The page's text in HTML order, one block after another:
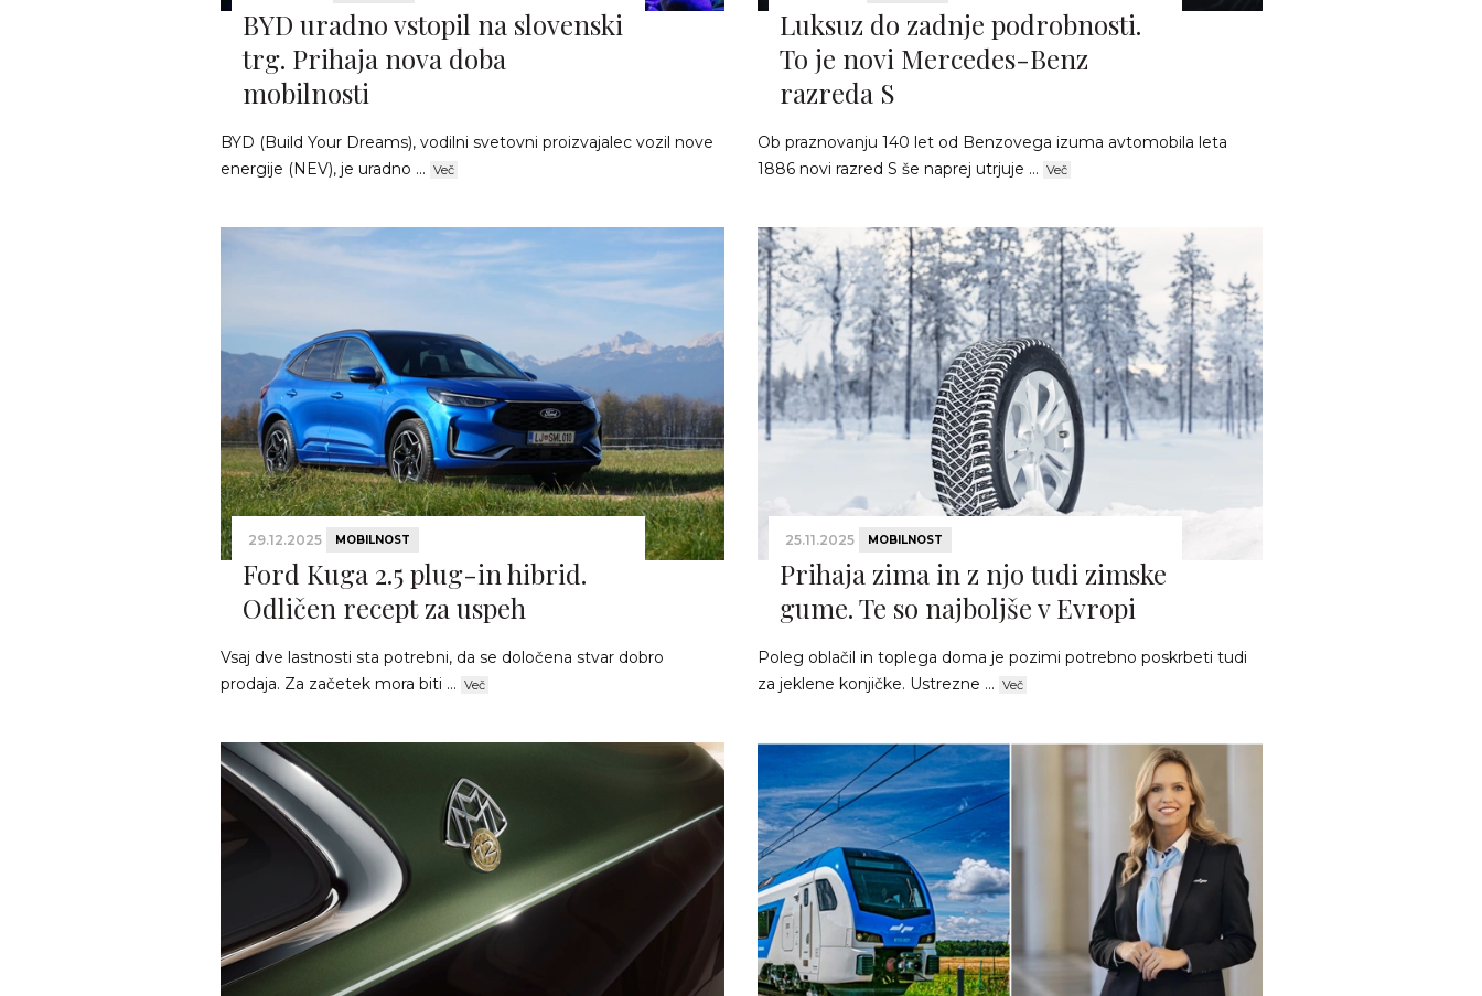
BYD uradno vstopil na slovenski
trg. Prihaja nova doba
mobilnosti
BYD (Build Your Dreams), vodilni svetovni proizvajalec vozil nove
energije (NEV), je uradno ... Več
Luksuz do zadnje podrobnosti.
To je novi Mercedes-Benz
razreda S
Ob praznovanju 140 let od Benzovega izuma avtomobila leta
1886 novi razred S še naprej utrjuje ... Več
29.12.2025 MOBILNOST
Ford Kuga 2.5 plug-in hibrid.
Odličen recept za uspeh
Vsaj dve lastnosti sta potrebni, da se določena stvar dobro
prodaja. Za začetek mora biti ... Več
25.11.2025 MOBILNOST
Prihaja zima in z njo tudi zimske
gume. Te so najboljše v Evropi
Poleg oblačil in toplega doma je pozimi potrebno poskrbeti tudi
za jeklene konjičke. Ustrezne ... Več